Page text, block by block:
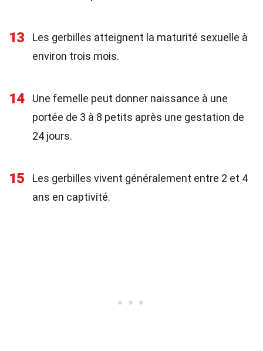
13
Les gerbilles atteignent la maturité sexuelle à
environ trois mois.
14
Une femelle peut donner naissance à une
portée de 3 à 8 petits après une gestation de
24 jours.
15
Les gerbilles vivent généralement entre 2 et 4
ans en captivité.